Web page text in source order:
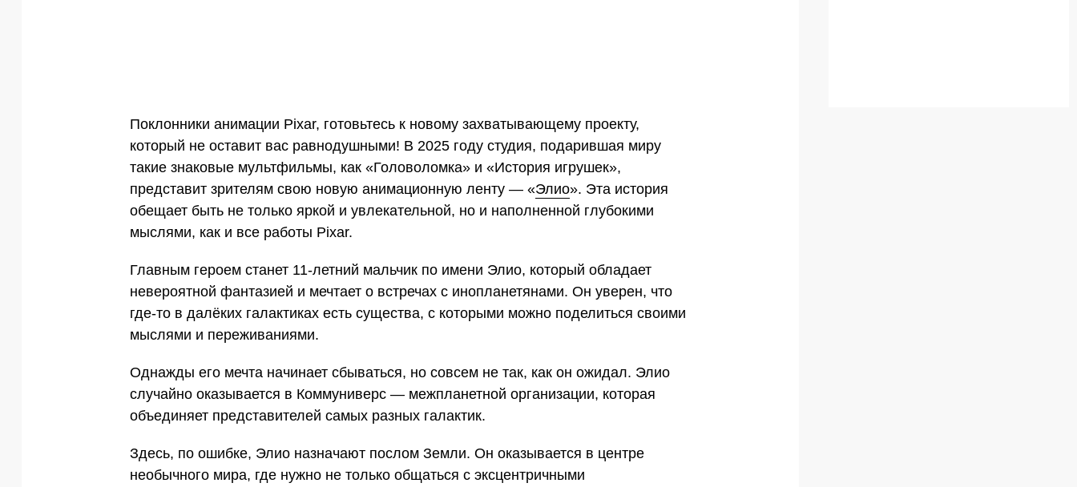
Поклонники анимации Pixar, готовьтесь к новому захватывающему проекту,
который не оставит вас равнодушными! В 2025 году студия, подарившая миру
такие знаковые мультфильмы, как «Головоломка» и «История игрушек»,
представит зрителям свою новую анимационную ленту — «Элио». Эта история
обещает быть не только яркой и увлекательной, но и наполненной глубокими
мыслями, как и все работы Pixar.
Главным героем станет 11-летний мальчик по имени Элио, который обладает
невероятной фантазией и мечтает о встречах с инопланетянами. Он уверен, что
где-то в далёких галактиках есть существа, с которыми можно поделиться своими
мыслями и переживаниями.
Однажды его мечта начинает сбываться, но совсем не так, как он ожидал. Элио
случайно оказывается в Коммуниверс — межпланетной организации, которая
объединяет представителей самых разных галактик.
Здесь, по ошибке, Элио назначают послом Земли. Он оказывается в центре
необычного мира, где нужно не только общаться с эксцентричными